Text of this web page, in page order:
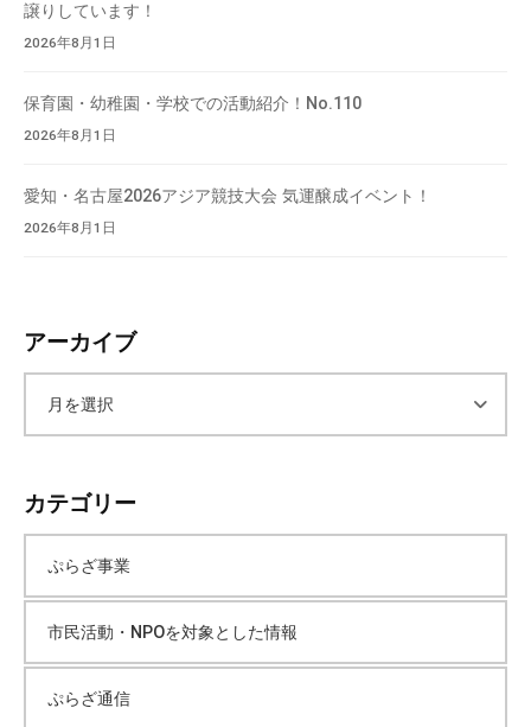
譲りしています！
2026年8月1日
保育園・幼稚園・学校での活動紹介！No.110
2026年8月1日
愛知・名古屋2026アジア競技大会 気運醸成イベント！
2026年8月1日
アーカイブ
カ
イ
ブ
カテゴリー
ぷらざ事業
市民活動・NPOを対象とした情報
ぷらざ通信